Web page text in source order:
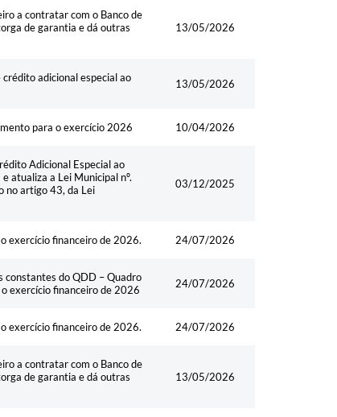
a contratar com o Banco de
de garantia e dá outras
13/05/2026
adicional especial ao
13/05/2026
para o exercício 2026 10/04/2026
Adicional Especial ao
atualiza a Lei Municipal nº.
no artigo 43, da Lei
03/12/2025
exercício financeiro de 2026. 24/07/2026
constantes do QDD – Quadro
exercício financeiro de 2026
24/07/2026
exercício financeiro de 2026. 24/07/2026
a contratar com o Banco de
de garantia e dá outras
13/05/2026